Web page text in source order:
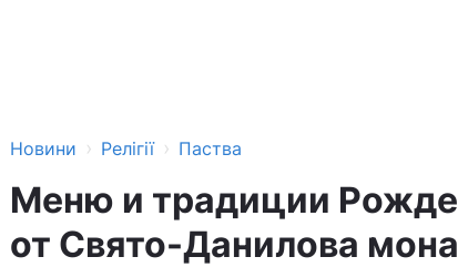
Новини › Релігії › Паства
Меню и традиции
от Свято-Данилова